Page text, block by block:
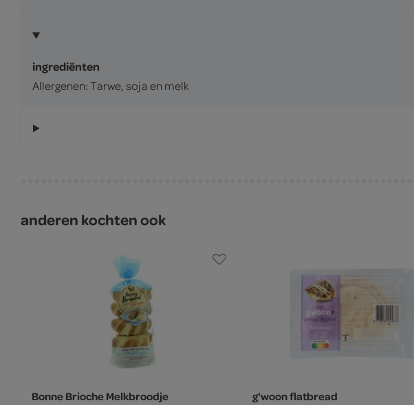
ingrediënten
Allergenen: Tarwe, soja en melk
anderen kochten ook
Bonne Brioche Melkbroodje g'woon flatbread